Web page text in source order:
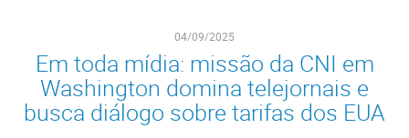
04/09/2025
Em toda mídia: missão da CNI em
Washington domina telejornais e
busca diálogo sobre tarifas dos EUA